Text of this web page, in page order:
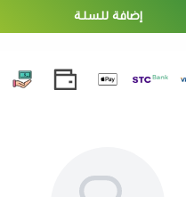
كامل الدسم
- الخيار المثالي
وجبة مغذية وشهية.
إضافة للسلة